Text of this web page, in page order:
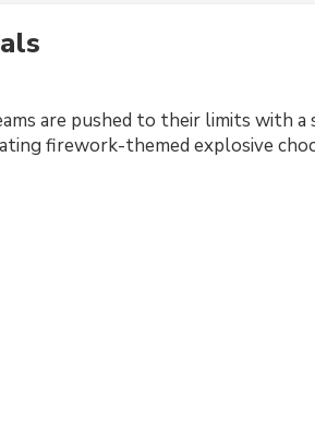
are pushed to their limits with a
firework-themed explosive